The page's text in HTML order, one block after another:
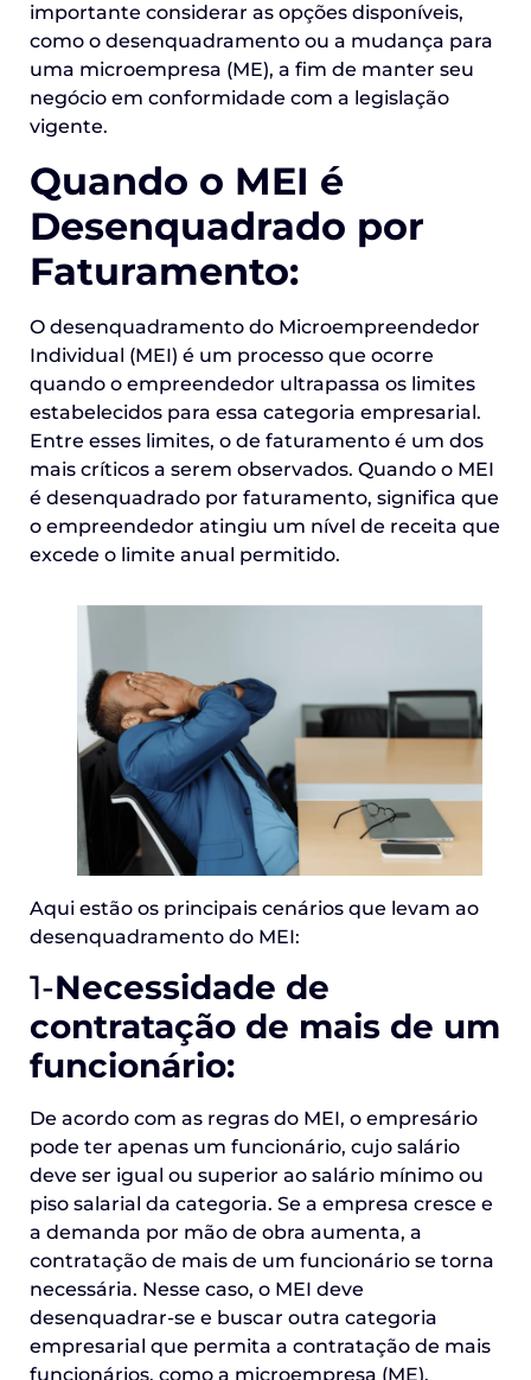
importante considerar as opções disponíveis,
como o desenquadramento ou a mudança para
uma microempresa (ME), a fim de manter seu
negócio em conformidade com a legislação
vigente.
Quando o MEI é
Desenquadrado por
Faturamento:
O desenquadramento do Microempreendedor
Individual (MEI) é um processo que ocorre
quando o empreendedor ultrapassa os limites
estabelecidos para essa categoria empresarial.
Entre esses limites, o de faturamento é um dos
mais críticos a serem observados. Quando o MEI
é desenquadrado por faturamento, significa que
o empreendedor atingiu um nível de receita que
excede o limite anual permitido.
Aqui estão os principais cenários que levam ao
desenquadramento do MEI:
1-Necessidade de
contratação de mais de um
funcionário:
De acordo com as regras do MEI, o empresário
pode ter apenas um funcionário, cujo salário
deve ser igual ou superior ao salário mínimo ou
piso salarial da categoria. Se a empresa cresce e
a demanda por mão de obra aumenta, a
contratação de mais de um funcionário se torna
necessária. Nesse caso, o MEI deve
desenquadrar-se e buscar outra categoria
empresarial que permita a contratação de mais
funcionários, como a microempresa (ME).